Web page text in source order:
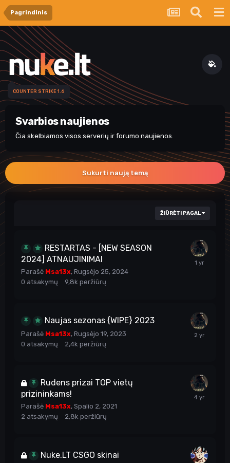
Pagrindinis
COUNTER STRIKE 1.6
Svarbios naujienos
Čia skelbiamos visos serverių ir forumo naujienos.
Sukurti naują temą
ŽIŪRĖTI PAGAL
RESTARTAS - [NEW SEASON
2024] ATNAUJINIMAI
Parašė Msa13x, Rugsėjo 25, 2024
0 atsakymų 9,8k peržiūrų
Naujas sezonas {WIPE} 2023
Parašė Msa13x, Rugsėjo 19, 2023
0 atsakymų 2,4k peržiūrų
Rudens prizai TOP vietų
prizininkams!
Parašė Msa13x, Spalio 2, 2021
2 atsakymų 2,8k peržiūrų
Nuke.LT CSGO skinai